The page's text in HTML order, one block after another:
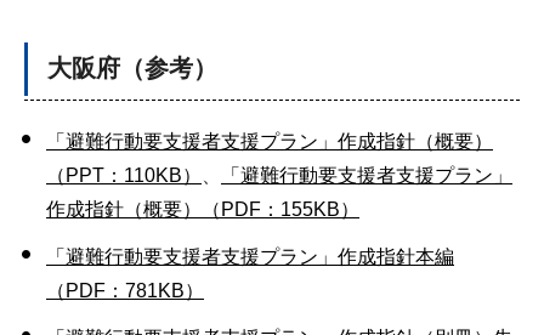
大阪府（参考）
「避難行動要支援者支援プラン」作成指針（概要）
（PPT：110KB）
「避難行動要支援者支援プラン」
作成指針（概要）（PDF：155KB）
「避難行動要支援者支援プラン」作成指針本編
（PDF：781KB）